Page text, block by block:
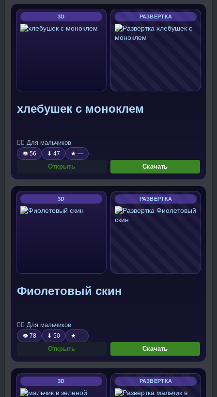
3D РАЗВЕРТКА
хлебушек с моноклем
🧍‍♂️ Для мальчиков
👁 56 ⬇ 47 ★ —
Открыть Скачать
3D РАЗВЕРТКА
Фиолетовый скин
🧍‍♂️ Для мальчиков
👁 78 ⬇ 50 ★ —
Открыть Скачать
3D РАЗВЕРТКА